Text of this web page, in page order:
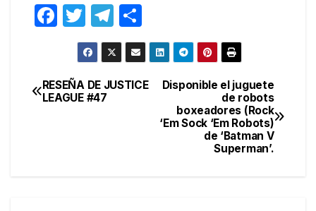
F
e
b
T
w
itt
er
T
el
e
gr
o
m
p
tir
Navegación
Disponible el juguete
de robots
boxeadores (Rock
‘Em Sock ‘Em Robots)
de ‘Batman V
Superman’.
RESEÑA DE JUSTICE
LEAGUE #47